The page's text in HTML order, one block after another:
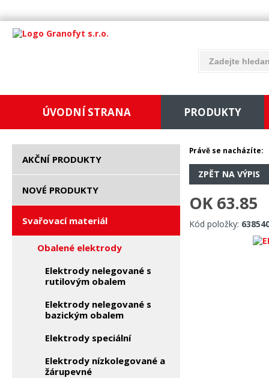
ÚVODNÍ STRANA PRODUKTY
AKČNÍ PRODUKTY
NOVÉ PRODUKTY
Svařovací materiál
Obalené elektrody
Elektrody nelegované s
rutilovým obalem
Elektrody nelegované s
bazickým obalem
Elektrody speciální
Elektrody nízkolegované a
žárupevné
Právě se nacházíte:
ZPĚT NA VÝPIS
OK 63.85
Kód položky: